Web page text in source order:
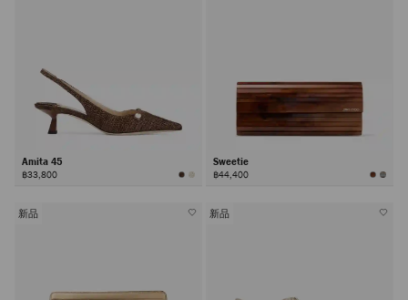
Amita 45
฿33,800
Sweetie
฿44,400
新品 新品